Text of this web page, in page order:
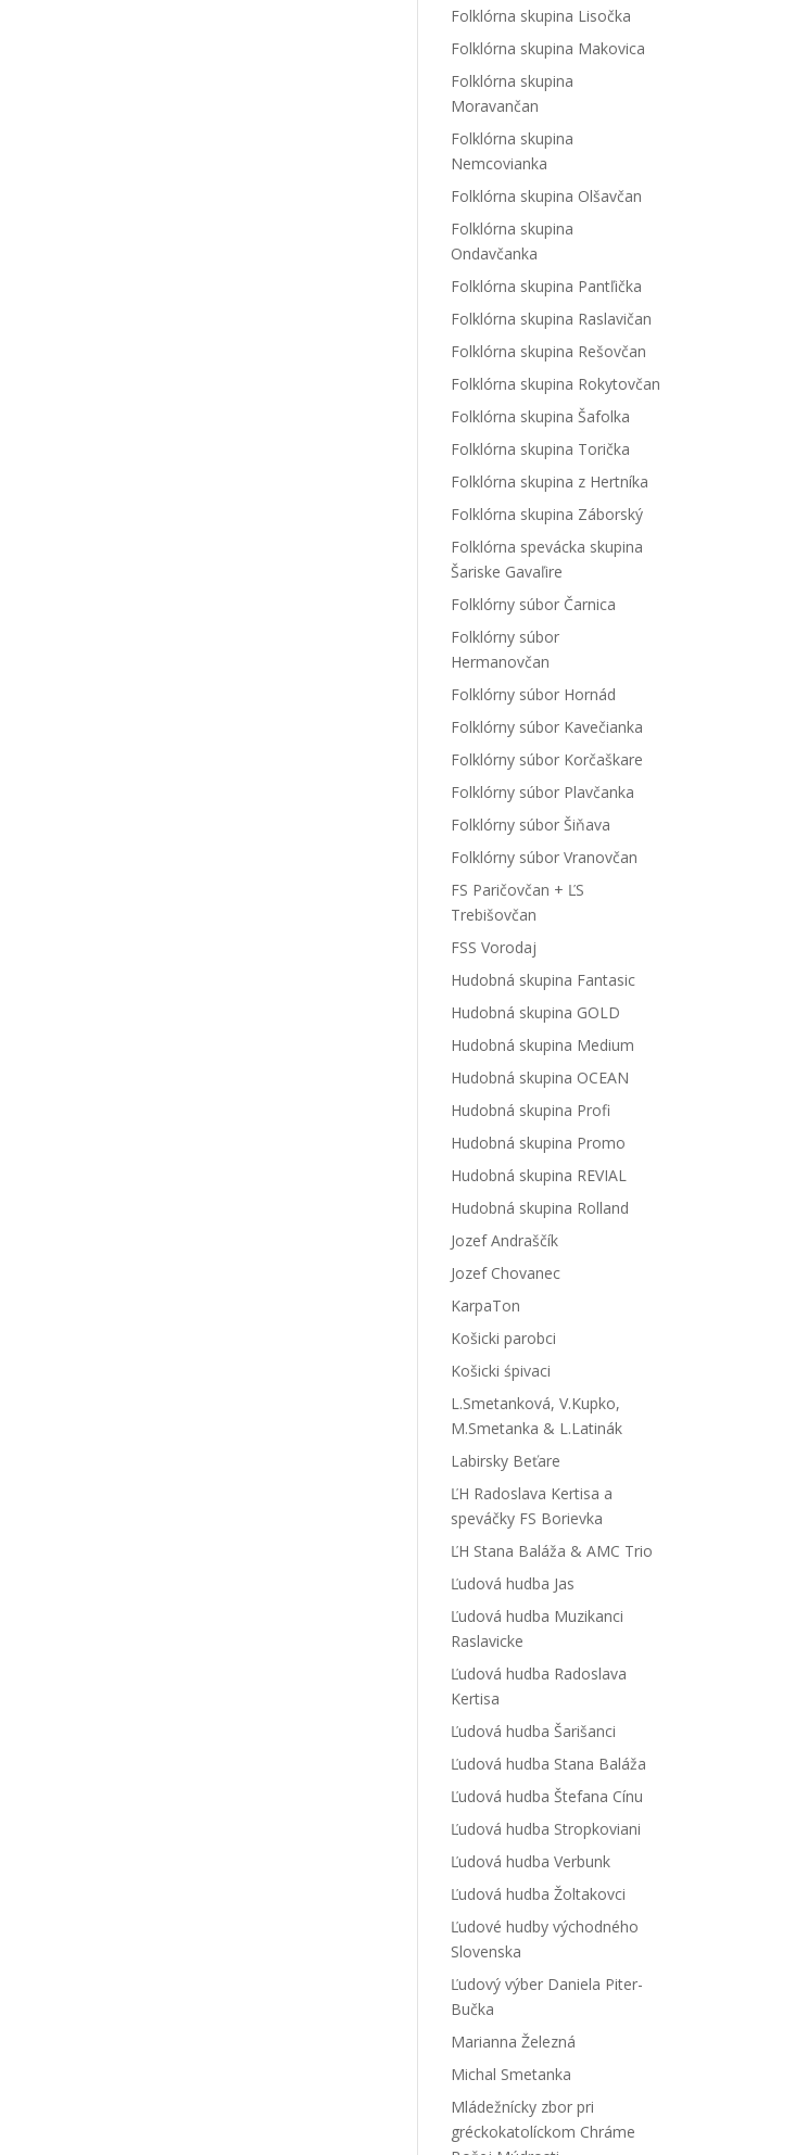
Folklórna skupina Lisočka
Folklórna skupina Makovica
Folklórna skupina
Moravančan
Folklórna skupina
Nemcovianka
Folklórna skupina Olšavčan
Folklórna skupina
Ondavčanka
Folklórna skupina Pantľička
Folklórna skupina Raslavičan
Folklórna skupina Rešovčan
Folklórna skupina Rokytovčan
Folklórna skupina Šafolka
Folklórna skupina Torička
Folklórna skupina z Hertníka
Folklórna skupina Záborský
Folklórna spevácka skupina
Šariske Gavaľire
Folklórny súbor Čarnica
Folklórny súbor
Hermanovčan
Folklórny súbor Hornád
Folklórny súbor Kavečianka
Folklórny súbor Korčaškare
Folklórny súbor Plavčanka
Folklórny súbor Šiňava
Folklórny súbor Vranovčan
FS Paričovčan + ĽS
Trebišovčan
FSS Vorodaj
Hudobná skupina Fantasic
Hudobná skupina GOLD
Hudobná skupina Medium
Hudobná skupina OCEAN
Hudobná skupina Profi
Hudobná skupina Promo
Hudobná skupina REVIAL
Hudobná skupina Rolland
Jozef Andraščík
Jozef Chovanec
KarpaTon
Košicki parobci
Košicki śpivaci
L.Smetanková, V.Kupko,
M.Smetanka & L.Latinák
Labirsky Beťare
ĽH Radoslava Kertisa a
speváčky FS Borievka
ĽH Stana Baláža & AMC Trio
Ľudová hudba Jas
Ľudová hudba Muzikanci
Raslavicke
Ľudová hudba Radoslava
Kertisa
Ľudová hudba Šarišanci
Ľudová hudba Stana Baláža
Ľudová hudba Štefana Cínu
Ľudová hudba Stropkoviani
Ľudová hudba Verbunk
Ľudová hudba Žoltakovci
Ľudové hudby východného
Slovenska
Ľudový výber Daniela Piter-
Bučka
Marianna Železná
Michal Smetanka
Mládežnícky zbor pri
gréckokatolíckom Chráme